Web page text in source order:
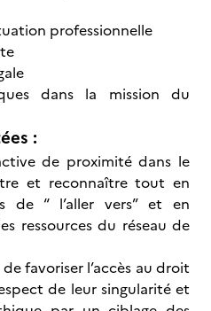
professionnelle
dans la mission du
:
de proximité dans le
et reconnaître tout en
de “ l’aller vers” et en
ressources du réseau de
favoriser l’accès au droit
de leur singularité et